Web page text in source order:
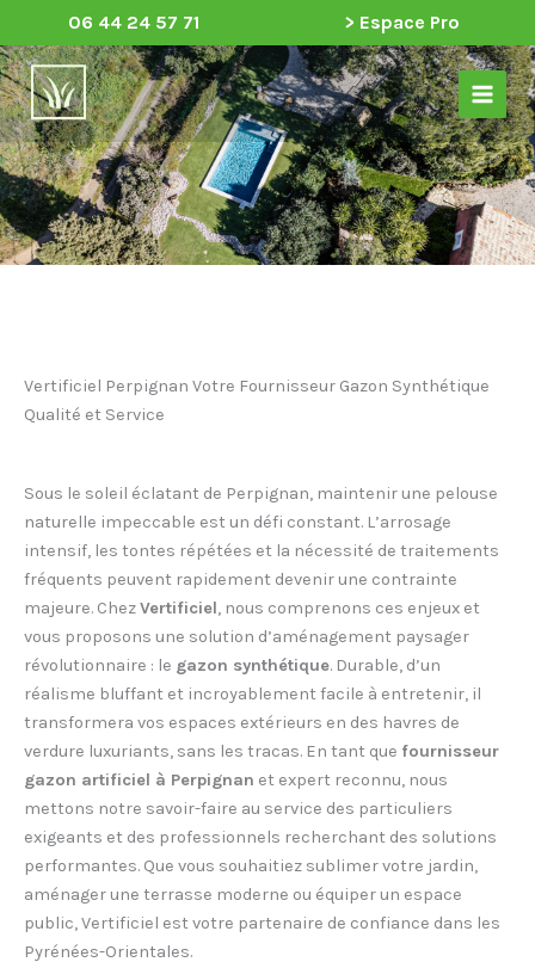
au
contenu
06 44 24 57 71 > Espace Pro
Main
Menu
Vertificiel Perpignan Votre Fournisseur Gazon Synthétique
Qualité et Service
Sous le soleil éclatant de Perpignan, maintenir une pelouse
naturelle impeccable est un défi constant. L’arrosage
intensif, les tontes répétées et la nécessité de traitements
fréquents peuvent rapidement devenir une contrainte
majeure. ChezVertificiel, nous comprenons ces enjeux et
vous proposons une solution d’aménagement paysager
révolutionnaire : le gazon synthétique. Durable, d’un
réalisme bluffant et incroyablement facile à entretenir, il
transformera vos espaces extérieurs en des havres de
verdure luxuriants, sans les tracas. En tant que fournisseur
gazon artificiel à Perpignan et expert reconnu, nous
mettons notre savoir-faire au service des particuliers
exigeants et des professionnels recherchant des solutions
performantes. Que vous souhaitiez sublimer votre jardin,
aménager une terrasse moderne ou équiper un espace
public, Vertificiel est votre partenaire de confiance dans les
Pyrénées-Orientales.